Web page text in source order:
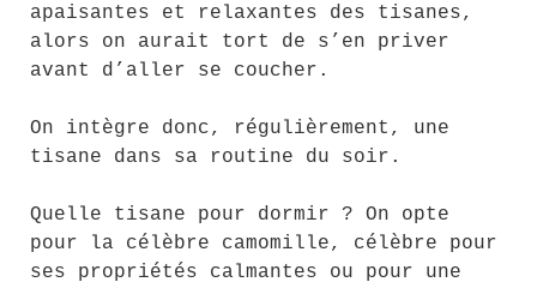
apaisantes et relaxantes des tisanes,
alors on aurait tort de s’en priver
avant d’aller se coucher.
On intègre donc, régulièrement, une
tisane dans sa routine du soir.
Quelle tisane pour dormir ? On opte
pour la célèbre camomille, célèbre pour
ses propriétés calmantes ou pour une